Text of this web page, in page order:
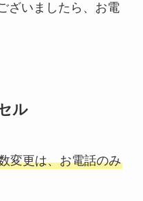
ざいましたら、お電
ル
変更は、お電話のみ